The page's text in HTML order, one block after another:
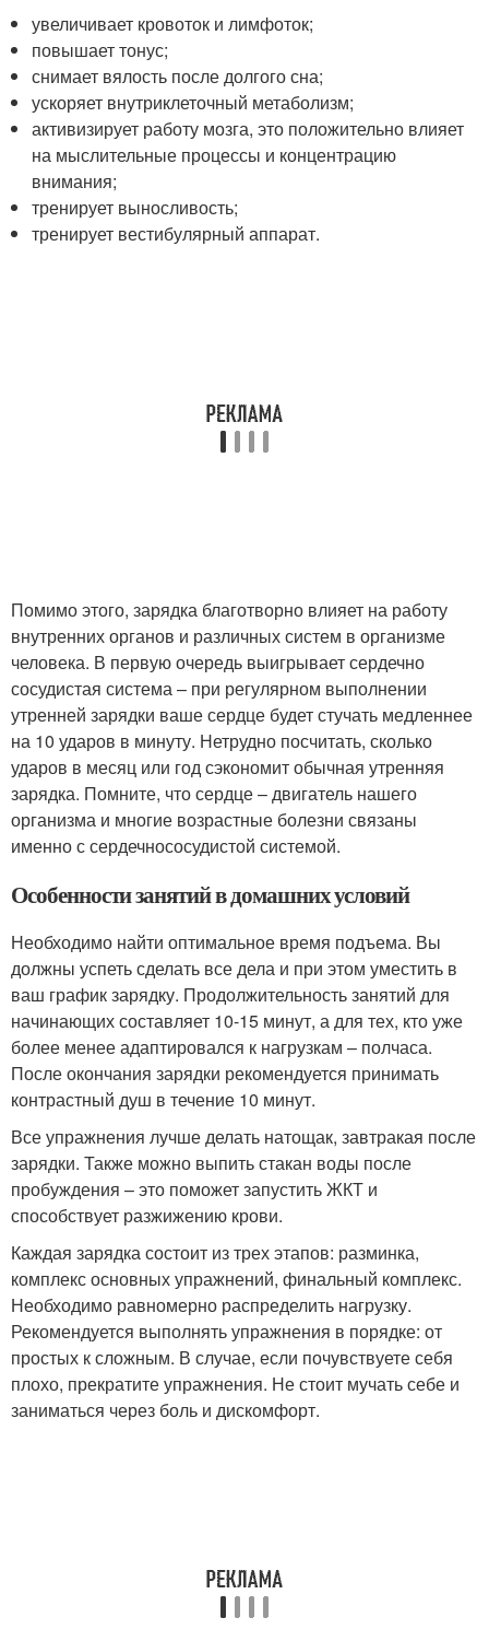
увеличивает кровоток и лимфоток;
повышает тонус;
снимает вялость после долгого сна;
ускоряет внутриклеточный метаболизм;
активизирует работу мозга, это положительно влияет
на мыслительные процессы и концентрацию
внимания;
тренирует выносливость;
тренирует вестибулярный аппарат.
Помимо этого, зарядка благотворно влияет на работу
внутренних органов и различных систем в организме
человека. В первую очередь выигрывает сердечно
сосудистая система – при регулярном выполнении
утренней зарядки ваше сердце будет стучать медленнее
на 10 ударов в минуту. Нетрудно посчитать, сколько
ударов в месяц или год сэкономит обычная утренняя
зарядка. Помните, что сердце – двигатель нашего
организма и многие возрастные болезни связаны
именно с сердечнососудистой системой.
Особенности занятий в домашних условий
Необходимо найти оптимальное время подъема. Вы
должны успеть сделать все дела и при этом уместить в
ваш график зарядку. Продолжительность занятий для
начинающих составляет 10-15 минут, а для тех, кто уже
более менее адаптировался к нагрузкам – полчаса.
После окончания зарядки рекомендуется принимать
контрастный душ в течение 10 минут.
Все упражнения лучше делать натощак, завтракая после
зарядки. Также можно выпить стакан воды после
пробуждения – это поможет запустить ЖКТ и
способствует разжижению крови.
Каждая зарядка состоит из трех этапов: разминка,
комплекс основных упражнений, финальный комплекс.
Необходимо равномерно распределить нагрузку.
Рекомендуется выполнять упражнения в порядке: от
простых к сложным. В случае, если почувствуете себя
плохо, прекратите упражнения. Не стоит мучать себе и
заниматься через боль и дискомфорт.